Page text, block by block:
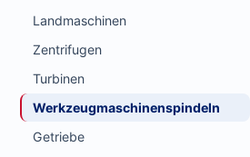
Landmaschinen
Zentrifugen
Turbinen
Werkzeugmaschinenspindeln
Getriebe